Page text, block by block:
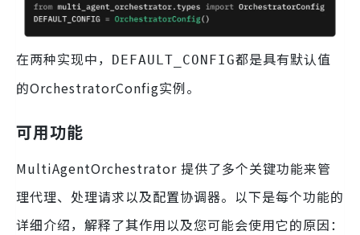
在两种实现中， DEFAULT_CONFIG都是具有默认值
的OrchestratorConfig实例。
可用功能
MultiAgentOrchestrator 提供了多个关键功能来管
理代理、处理请求以及配置协调器。以下是每个功能的
详细介绍，解释了其作用以及您可能会使用它的原因：